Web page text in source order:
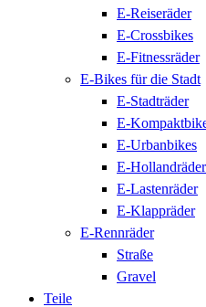
E-Reiseräder
E-Crossbikes
E-Fitnessräder
E-Bikes für die Stadt
E-Stadträder
E-
E-Urbanbikes
E-Hollandräder
E-Lastenräder
E-Klappräder
E-Rennräder
Straße
Gravel
Teile